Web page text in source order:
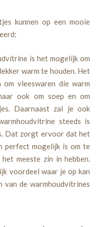
kunnen op een mooie
is het mogelijk om
warm te houden. Het
vleeswaren die warm
ook om soep en om
Daarnaast zal je ook
steeds is
Dat zorgt ervoor dat het
perfect mogelijk is om te
meeste zin in hebben.
voordeel waar je op kan
van de warmhoudvitrines